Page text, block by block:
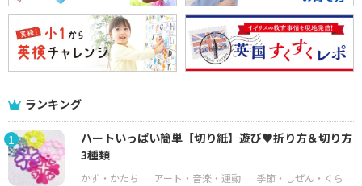
ランキング
1
ハートいっぱい簡単【切り紙】遊び♥折り方＆切り方
3種類